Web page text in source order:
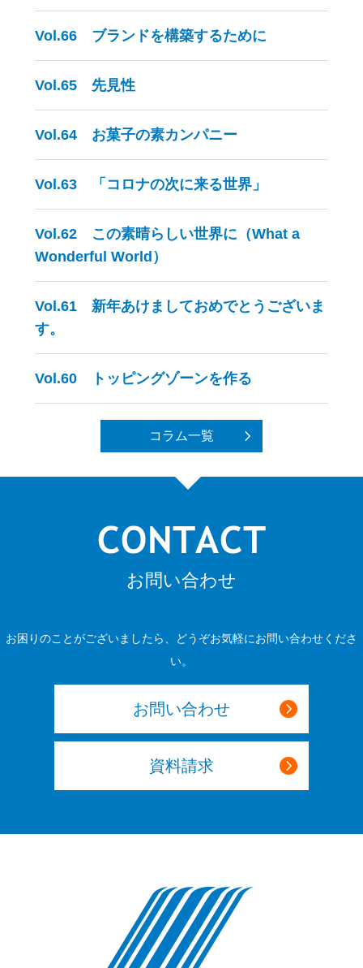
Vol.66 ブランドを構築するために
Vol.65 先見性
Vol.64 お菓子の素カンパニー
Vol.63 「コロナの次に来る世界」
Vol.62 この素晴らしい世界に（What a
Wonderful World）
Vol.61 新年あけましておめでとうございま
す。
Vol.60 トッピングゾーンを作る
コラム一覧
お問い合わせ
お困りのことがございましたら、どうぞお気軽にお問い合わせくださ
い。
お問い合わせ
資料請求